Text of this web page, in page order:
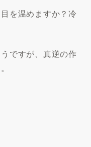
を温めますか？冷
ですが、真逆の作